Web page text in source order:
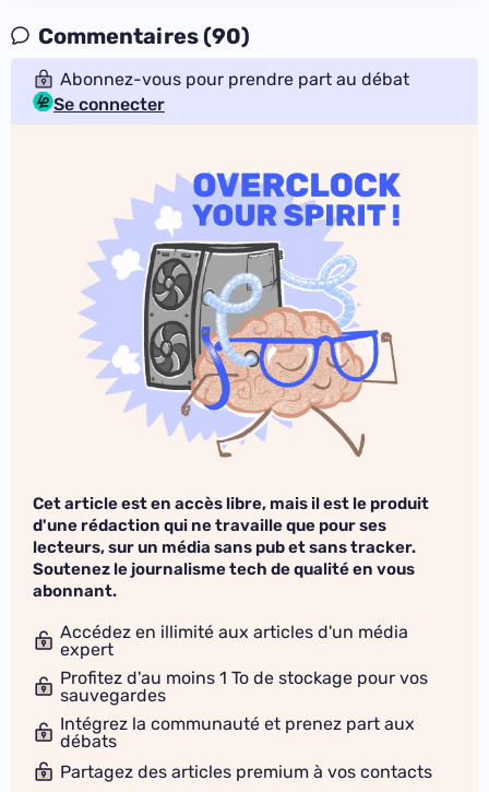
Commentaires (90)
Abonnez-vous pour prendre part au débat
Se connecter
Cet article est en accès libre, mais il est le produit
d'une rédaction qui ne travaille que pour ses
lecteurs, sur un média sans pub et sans tracker.
Soutenez le journalisme tech de qualité en vous
abonnant.
Accédez en illimité aux articles d'un média
expert
Profitez d'au moins 1 To de stockage pour vos
sauvegardes
Intégrez la communauté et prenez part aux
débats
Partagez des articles premium à vos contacts